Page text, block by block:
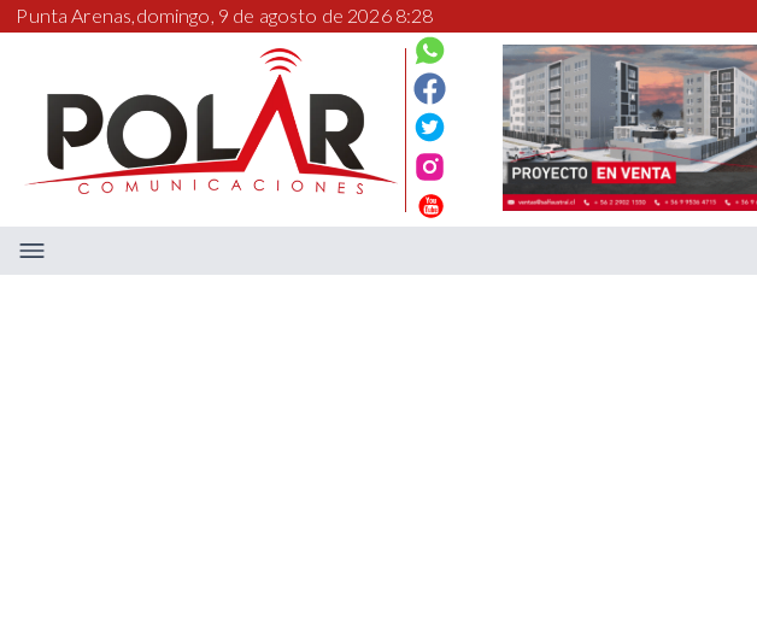
Punta Arenas,domingo, 9 de agosto de 2026 8:28